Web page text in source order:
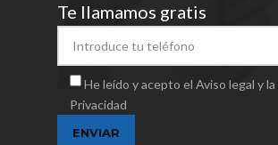
Te llamamos gratis
He leído y acepto el Aviso legal y
Privacidad